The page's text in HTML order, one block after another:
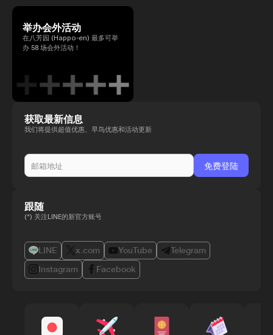
举办会外活动
在八芳园 (Happo-en) 最多可举
办 58 场会外活动！
获取最新信息
我们将提供超值优惠、早鸟优惠和活动更新
跟随
(*) 关注LINE的新官方账号
LINE x.com YouTube
Telegram
Instagram
Facebook